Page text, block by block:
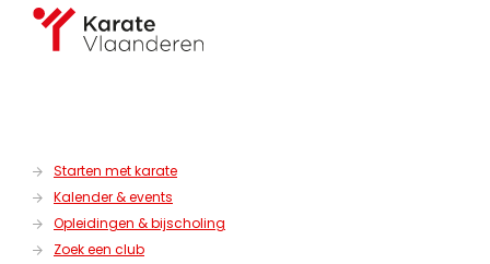
Starten met karate
Kalender & events
Opleidingen & bijscholing
Zoek een club